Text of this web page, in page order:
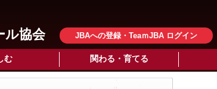
ル協会 JBAへの登録・TeaｍJBA ログイン
む 関わる・育てる